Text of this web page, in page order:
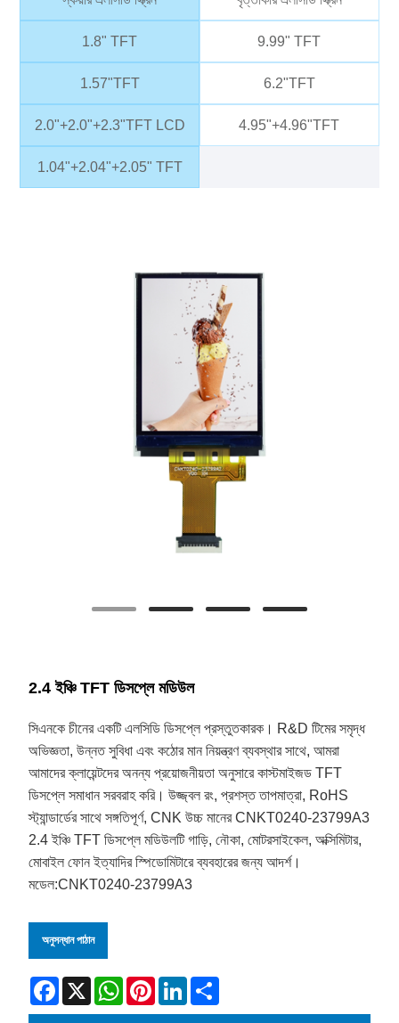
1.8" TFT 9.99" TFT
1.57"TFT 6.2"TFT
2.0"+2.0"+2.3"TFT LCD 4.95"+4.96"TFT
1.04"+2.04"+2.05" TFT
2.4 ইঞ্চি TFT ডিসপ্লে মডিউল
সিএনকে চীনের একটি এলসিডি ডিসপ্লে প্রস্তুতকারক। R&D টিমের সমৃদ্ধ
অভিজ্ঞতা, উন্নত সুবিধা এবং কঠোর মান নিয়ন্ত্রণ ব্যবস্থার সাথে, আমরা
আমাদের ক্লায়েন্টদের অনন্য প্রয়োজনীয়তা অনুসারে কাস্টমাইজড TFT
ডিসপ্লে সমাধান সরবরাহ করি। উজ্জ্বল রং, প্রশস্ত তাপমাত্রা, RoHS
স্ট্যান্ডার্ডের সাথে সঙ্গতিপূর্ণ, CNK উচ্চ মানের CNKT0240-23799A3
2.4 ইঞ্চি TFT ডিসপ্লে মডিউলটি গাড়ি, নৌকা, মোটরসাইকেল, অক্সিমিটার,
মোবাইল ফোন ইত্যাদির স্পিডোমিটারে ব্যবহারের জন্য আদর্শ।
মডেল:CNKT0240-23799A3
অনুসন্ধান পাঠান
Facebook
X WhatsApp
PinterestLinkedIn